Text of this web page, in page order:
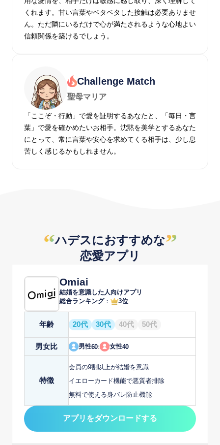
くれます。甘い言葉やベタベタした接触は必要ありませ
ん。ただ隣にいるだけで心が満たされるような心地よい
信頼関係を築けるでしょう。
Challenge Match
聖母マリア
「ここぞ・行動」で愛を証明するあなたと、「毎日・言
葉」で愛を確かめたいお相手。沈黙を美学とするあなた
にとって、常に言葉や安心を求めてくる相手は、少し息
苦しく感じるかもしれません。
“ハデスにおすすめな
恋愛アプリ
”
Omiai
結婚を意識した人向けアプリ
総合ランキング： 3位
年齢 20代 30代 40代 50代
男女比 男性60: 女性40
特徴
会員の9割以上が結婚を意識
イエローカード機能で悪質者排除
無料で使える身バレ防止機能
アプリをダウンロードする